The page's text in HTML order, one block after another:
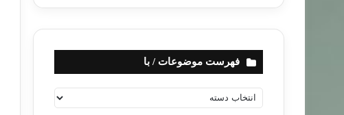
فهرست موضوعات / با
ه